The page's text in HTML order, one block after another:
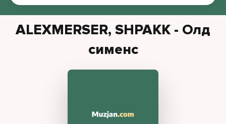
ALEXMERSER, SHPAKK - Олд
сименс